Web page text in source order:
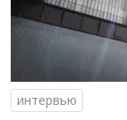
интервью